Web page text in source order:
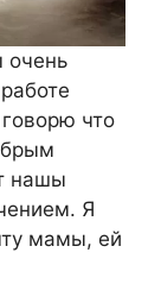
очень
что
нашы
Я
мамы, ей